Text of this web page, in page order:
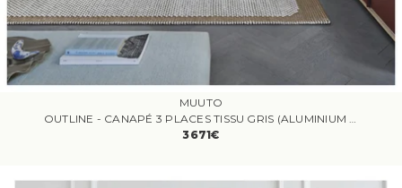
MUUTO
OUTLINE - CANAPÉ 3 PLACES TISSU GRIS (ALUMINIUM POLI)
3671€